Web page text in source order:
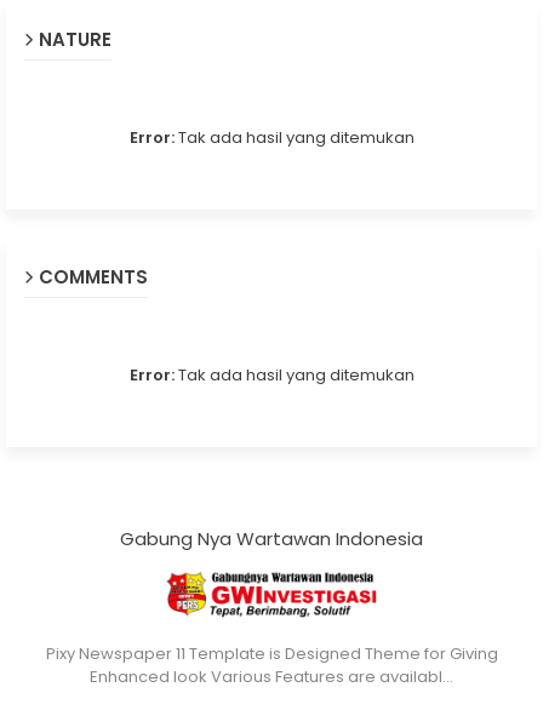
NATURE
Error:Tak ada hasil yang ditemukan
COMMENTS
Error:Tak ada hasil yang ditemukan
Gabung Nya Wartawan Indonesia
Pixy Newspaper 11 Template is Designed Theme for Giving
Enhanced look Various Features are availabl…